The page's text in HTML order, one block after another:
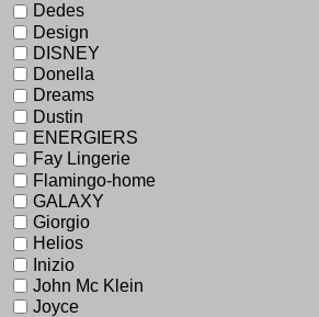
Dedes
Design
DISNEY
Donella
Dreams
Dustin
ENERGIERS
Fay Lingerie
Flamingo-home
GALAXY
Giorgio
Helios
Inizio
John Mc Klein
Joyce